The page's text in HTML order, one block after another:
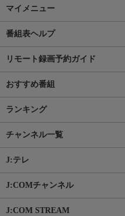
マイメニュー
番組表ヘルプ
リモート録画予約ガイド
おすすめ番組
ランキング
チャンネル一覧
J:テレ
J:COMチャンネル
J:COM STREAM